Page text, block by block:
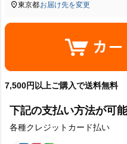
東京都お届け先を変更
7,500円以上ご購入で送料無料
下記の支払い方法が可
各種クレジットカード払い